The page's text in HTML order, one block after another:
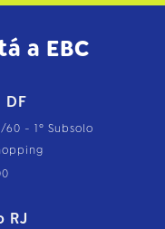
a EBC
DF
- 1º Subsolo
RJ